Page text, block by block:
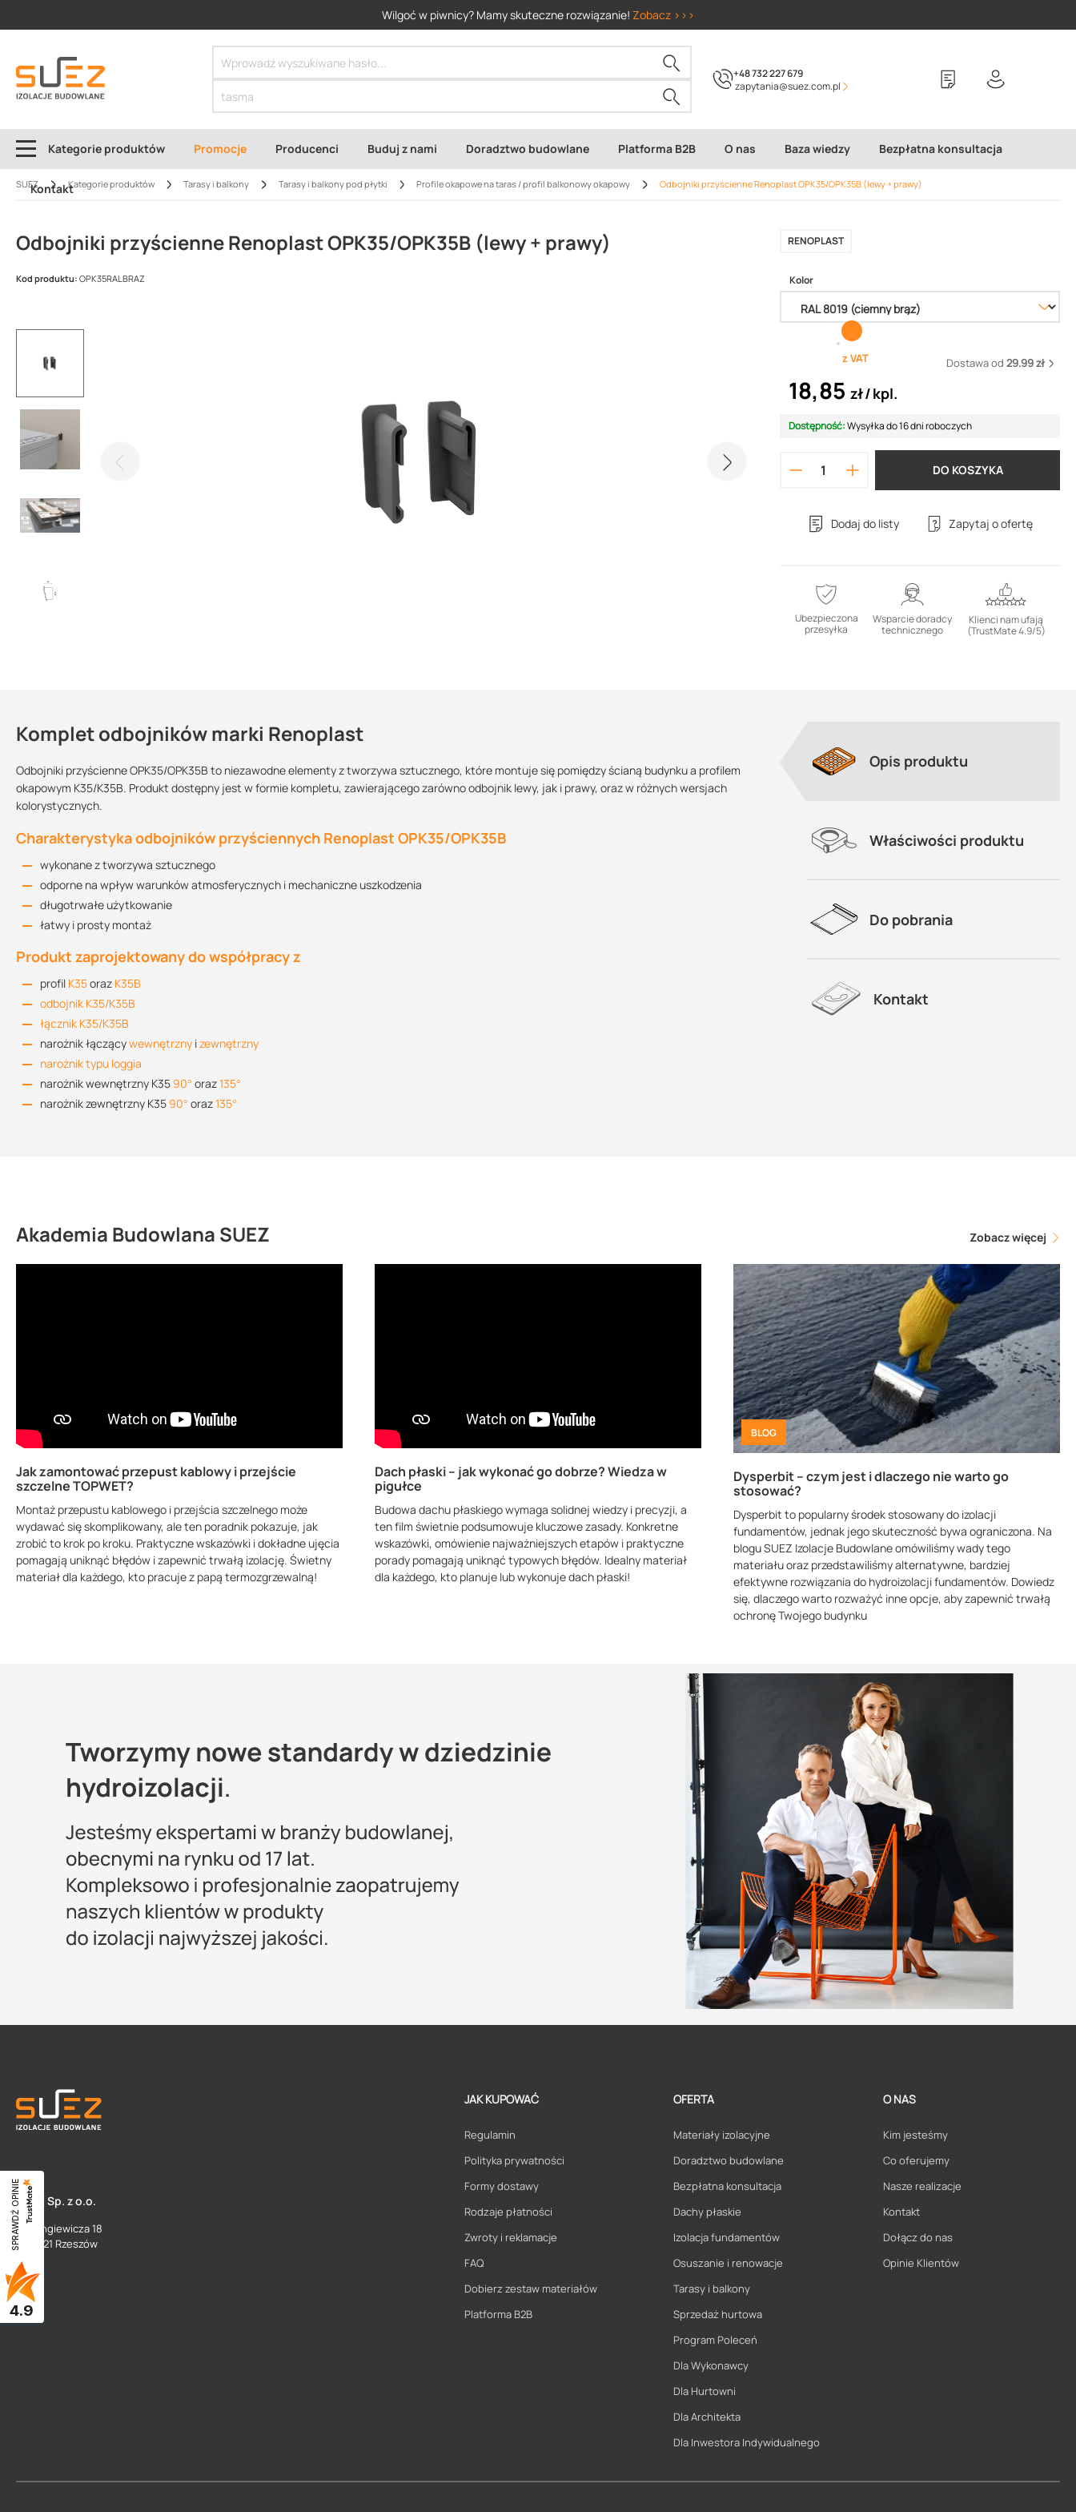
Wilgoć w piwnicy? Mamy skuteczne rozwiązanie! Zobacz >>>
+48 732 227 679
zapytania@suez.com.pl
Kategorie produktów Promocje Producenci Buduj z nami Doradztwo budowlane Platforma B2B O nas Baza wiedzy Bezpłatna konsultacja
Kontakt
SUEZ Kategorie produktów Tarasy i balkony Tarasy i balkony pod płytki Profile okapowe na taras / profil balkonowy okapowy Odbojniki przyścienne Renoplast OPK35/OPK35B (lewy + prawy)
Odbojniki przyścienne Renoplast OPK35/OPK35B (lewy + prawy) RENOPLAST
Kod produktu: OPK35RALBRAZ Kolor
z VAT Dostawa od 29.99 zł
18,85 zł kpl.
Dostępność:Wysyłka do 16 dni roboczych
DO KOSZYKA
Dodaj do listy Zapytaj o ofertę
Ubezpieczona
przesyłka
Wsparcie doradcy
technicznego
Klienci nam ufają
(TrustMate 4.9/5)
Komplet odbojników marki Renoplast
Odbojniki przyścienne OPK35/OPK35B to niezawodne elementy z tworzywa sztucznego, które montuje się pomiędzy ścianą budynku a profilem
okapowym K35/K35B. Produkt dostępny jest w formie kompletu, zawierającego zarówno odbojnik lewy, jak i prawy, oraz w różnych wersjach
kolorystycznych.
Charakterystyka odbojników przyściennych Renoplast OPK35/OPK35B
wykonane z tworzywa sztucznego
odporne na wpływ warunków atmosferycznych i mechaniczne uszkodzenia
długotrwałe użytkowanie
łatwy i prosty montaż
Produkt zaprojektowany do współpracy z
profil K35oraz K35B
odbojnik K35/K35B
łącznik K35/K35B
narożnik łączącywewnętrzny izewnętrzny
narożnik typu loggia
narożnik wewnętrzny K35 90° oraz135°
narożnik zewnętrzny K35 90° oraz135°
Sprzedajemy na:
zestawy
tak
Informacja techniczna
Instrukcja montażu
2 MB
Kontakt
Maszy pytania lub wątpliwości?
Specjalista doradca
Opis produktu
Właściwości produktu
Do pobrania
Kontakt
Akademia Budowlana SUEZ Zobacz więcej
Jak zamontować przepust kablowy i przejście
szczelne TOPWET?
Montaż przepustu kablowego i przejścia szczelnego może
wydawać się skomplikowany, ale ten poradnik pokazuje, jak
zrobić to krok po kroku. Praktyczne wskazówki i dokładne ujęcia
pomagają uniknąć błędów i zapewnić trwałą izolację. Świetny
materiał dla każdego, kto pracuje z papą termozgrzewalną!
Dach płaski – jak wykonać go dobrze? Wiedza w
pigułce
Budowa dachu płaskiego wymaga solidnej wiedzy i precyzji, a
ten film świetnie podsumowuje kluczowe zasady. Konkretne
wskazówki, omówienie najważniejszych etapów i praktyczne
porady pomagają uniknąć typowych błędów. Idealny materiał
dla każdego, kto planuje lub wykonuje dach płaski!
BLOG
Dysperbit – czym jest i dlaczego nie warto go
stosować?
Dysperbit to popularny środek stosowany do izolacji
fundamentów, jednak jego skuteczność bywa ograniczona. Na
blogu SUEZ Izolacje Budowlane omówiliśmy wady tego
materiału oraz przedstawiliśmy alternatywne, bardziej
efektywne rozwiązania do hydroizolacji fundamentów. Dowiedz
się, dlaczego warto rozważyć inne opcje, aby zapewnić trwałą
ochronę Twojego budynku
SUEZ Sp. z o.o.
ul. Langiewicza 18
35 - 021 Rzeszów
JAK KUPOWAĆ
Regulamin
Polityka prywatności
Formy dostawy
Rodzaje płatności
Zwroty i reklamacje
FAQ
Dobierz zestaw materiałów
Platforma B2B
OFERTA
Materiały izolacyjne
Doradztwo budowlane
Bezpłatna konsultacja
Dachy płaskie
Izolacja fundamentów
Osuszanie i renowacje
Tarasy i balkony
Sprzedaż hurtowa
Program Poleceń
Dla Wykonawcy
Dla Hurtowni
Dla Architekta
Dla Inwestora Indywidualnego
O NAS
Kim jesteśmy
Co oferujemy
Nasze realizacje
Kontakt
Dołącz do nas
Opinie Klientów
SPRAWDŹ OPINIE
4.9